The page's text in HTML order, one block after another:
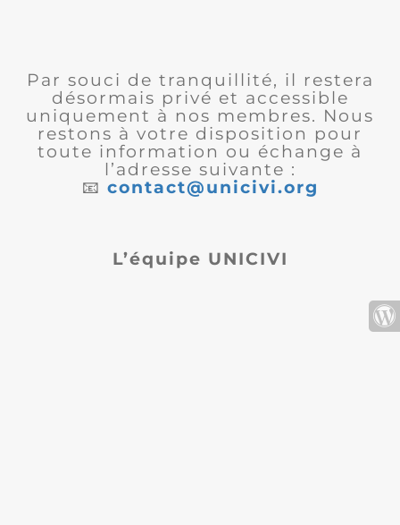
Par souci de tranquillité, il restera
désormais privé et accessible
uniquement à nos membres. Nous
restons à votre disposition pour
toute information ou échange à
l’adresse suivante :
📧 contact@unicivi.org
L’équipe UNICIVI